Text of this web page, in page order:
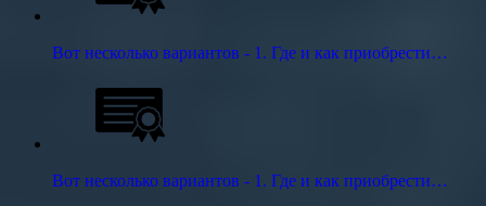
Вот несколько вариантов - 1. Где и как приобрести…
Вот несколько вариантов - 1. Где и как приобрести…